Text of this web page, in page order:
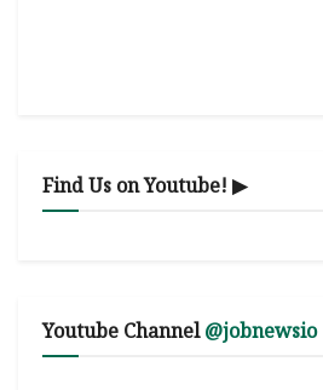
Find Us on Youtube! ▶
Youtube Channel@jobnewsio